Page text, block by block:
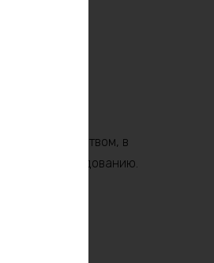
с устройством, в
оборудованию.